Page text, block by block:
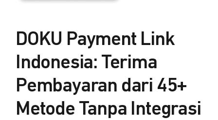
DOKU Payment Link
Indonesia: Terima
Pembayaran dari 45+
Metode Tanpa Integrasi